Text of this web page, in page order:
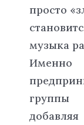
просто
музыка